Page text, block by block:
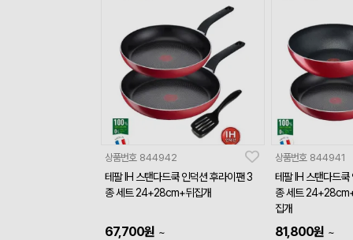
상품번호 844942
테팔 IH 스탠다드쿡 인덕션 후라이팬 3
종 세트 24+28cm+뒤집개
67,700원 ~
상품번호 844941
테팔 IH 스탠다드쿡
종 세트
집개
81,800원 ~